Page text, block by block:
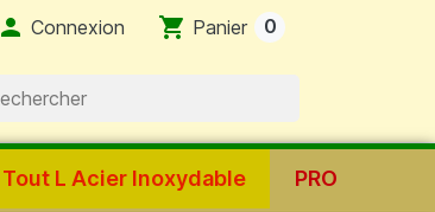
 Connexion shopping_cart Panier 0
Tout L Acier Inoxydable PRO